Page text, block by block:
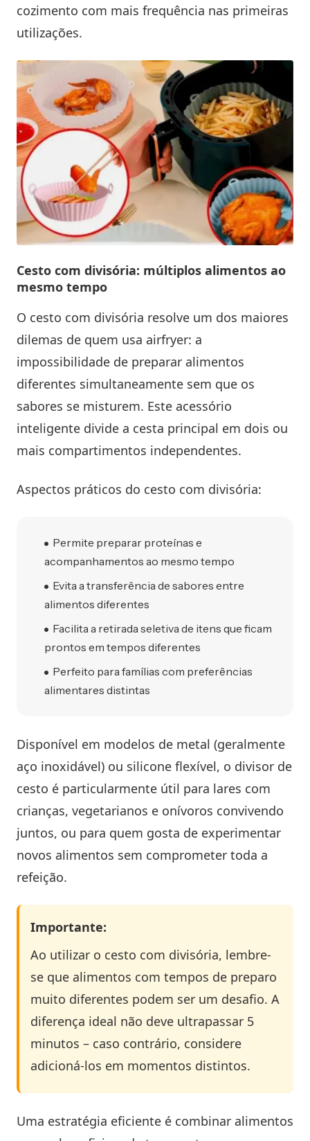
cozimento com mais frequência nas primeiras
utilizações.
Cesto com divisória: múltiplos alimentos ao
mesmo tempo
O cesto com divisória resolve um dos maiores
dilemas de quem usa airfryer: a
impossibilidade de preparar alimentos
diferentes simultaneamente sem que os
sabores se misturem. Este acessório
inteligente divide a cesta principal em dois ou
mais compartimentos independentes.
Aspectos práticos do cesto com divisória:
Permite preparar proteínas e
acompanhamentos ao mesmo tempo
Evita a transferência de sabores entre
alimentos diferentes
Facilita a retirada seletiva de itens que ficam
prontos em tempos diferentes
Perfeito para famílias com preferências
alimentares distintas
Disponível em modelos de metal (geralmente
aço inoxidável) ou silicone flexível, o divisor de
cesto é particularmente útil para lares com
crianças, vegetarianos e onívoros convivendo
juntos, ou para quem gosta de experimentar
novos alimentos sem comprometer toda a
refeição.
Importante:
Ao utilizar o cesto com divisória, lembre-
se que alimentos com tempos de preparo
muito diferentes podem ser um desafio. A
diferença ideal não deve ultrapassar 5
minutos – caso contrário, considere
adicioná-los em momentos distintos.
Uma estratégia eficiente é combinar alimentos